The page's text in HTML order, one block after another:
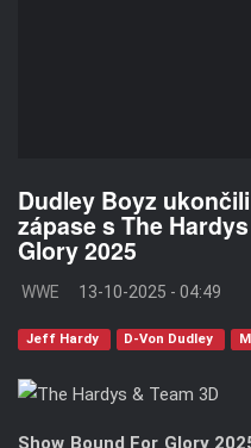
Dudley Boyz
zápase s The
Glory 2025
WWE 13-10-2025 - 04:49
Jeff Hardy D-Von Dudley
Show Bound For Glory